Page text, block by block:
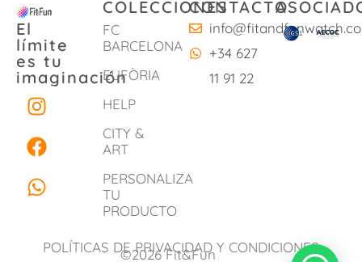
El
límite
es tu
imaginación
I
n
s
t
a
g
a
F
a
c
e
b
o
k
W
h
a
t
s
a
p
COLECCIONES
FC
BARCELONA
EUFÒRIA
HELP
CITY &
ART
PERSONALIZA
TU
PRODUCTO
CONTACTO
+34 627
11 91 22
POLÍTICAS DE PRIVACIDAD Y CONDICIONES
©2026 Fit&Fun